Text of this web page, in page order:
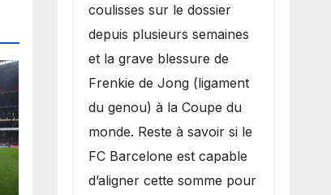
coulisses sur le dossier
depuis plusieurs semaines
et la grave blessure de
Frenkie de Jong (ligament
du genou) à la Coupe du
monde. Reste à savoir si le
FC Barcelone est capable
d’aligner cette somme pour